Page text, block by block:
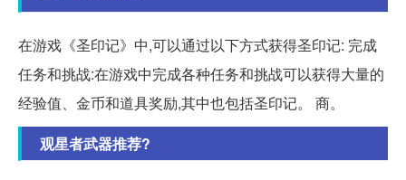
在游戏《圣印记》中,可以通过以下方式获得圣印记: 完成
任务和挑战:在游戏中完成各种任务和挑战可以获得大量的
经验值、金币和道具奖励,其中也包括圣印记。 商。
观星者武器推荐?